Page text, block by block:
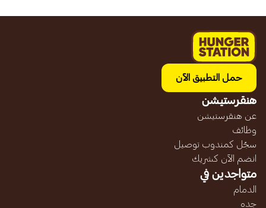
حمل التطبيق الآن
هنقرستيشن
عن هنقرستيشن
وظائف
سجّل كمندوب توصيل
انضم الآن كشريك
متواجدين في
الدمام
جده